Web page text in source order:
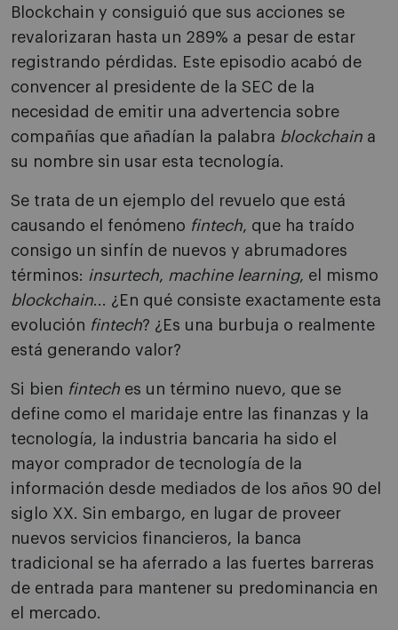
Blockchain y consiguió que sus acciones se
revalorizaran hasta un 289% a pesar de estar
registrando pérdidas. Este episodio acabó de
convencer al presidente de la SEC de la
necesidad de emitir una advertencia sobre
compañías que añadían la palabra blockchain a
su nombre sin usar esta tecnología.
Se trata de un ejemplo del revuelo que está
causando el fenómeno fintech, que ha traído
consigo un sinfín de nuevos y abrumadores
términos: insurtech, machine learning, el mismo
blockchain... ¿En qué consiste exactamente esta
evolución fintech? ¿Es una burbuja o realmente
está generando valor?
Si bien fintech es un término nuevo, que se
define como el maridaje entre las finanzas y la
tecnología, la industria bancaria ha sido el
mayor comprador de tecnología de la
información desde mediados de los años 90 del
siglo XX. Sin embargo, en lugar de proveer
nuevos servicios financieros, la banca
tradicional se ha aferrado a las fuertes barreras
de entrada para mantener su predominancia en
el mercado.